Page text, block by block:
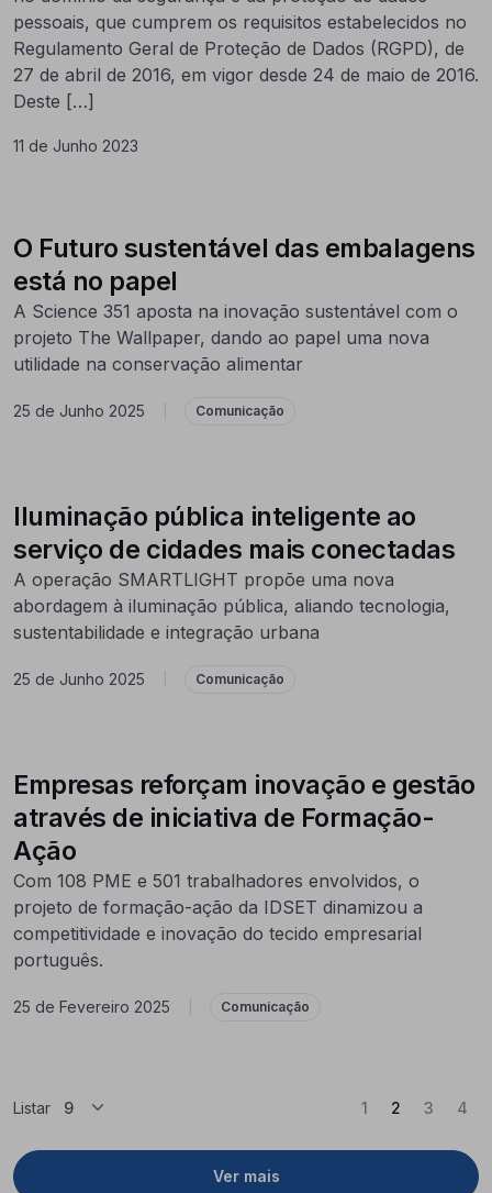
pessoais, que cumprem os requisitos estabelecidos no
Regulamento Geral de Proteção de Dados (RGPD), de
27 de abril de 2016, em vigor desde 24 de maio de 2016.
Deste […]
11 de Junho 2023
O Futuro sustentável das embalagens
está no papel
A Science 351 aposta na inovação sustentável com o
projeto The Wallpaper, dando ao papel uma nova
utilidade na conservação alimentar
25 de Junho 2025 Comunicação
Iluminação pública inteligente ao
serviço de cidades mais conectadas
A operação SMARTLIGHT propõe uma nova
abordagem à iluminação pública, aliando tecnologia,
sustentabilidade e integração urbana
25 de Junho 2025 Comunicação
Empresas reforçam inovação e gestão
através de iniciativa de Formação-
Ação
Com 108 PME e 501 trabalhadores envolvidos, o
projeto de formação-ação da IDSET dinamizou a
competitividade e inovação do tecido empresarial
português.
25 de Fevereiro 2025 Comunicação
Listar
Ver mais
1 2 (Atual)
3 4